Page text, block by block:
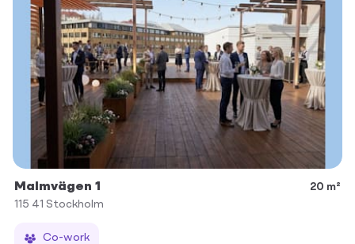
Malmvägen 1
20 m²
115 41 Stockholm
Co-work